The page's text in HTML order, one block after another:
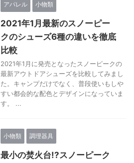
アパレル 小物類
2021年1月最新のスノーピー
クのシューズ6種の違いを徹底
比較
2021年1月に発売となったスノーピークの
最新アウトドアシューズを比較してみまし
た。キャンプだけでなく、普段使いもしや
すい都会的な配色とデザインになっていま
す。 ...
小物類 調理器具
最小の焚火台!?スノーピーク